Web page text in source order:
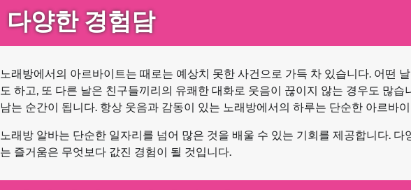
다양한 경험담
노래방에서의 아르바이트는 때로는 예상치 못한 사건으로 가득 차 있습니다. 어떤
도 하고, 또 다른 날은 친구들끼리의 유쾌한 대화로 웃음이 끊이지 않는 경우도 많
남는 순간이 됩니다. 항상 웃음과 감동이 있는 노래방에서의 하루는 단순한 아르바
노래방 알바는 단순한 일자리를 넘어 많은 것을 배울 수 있는 기회를 제공합니다.
는 즐거움은 무엇보다 값진 경험이 될 것입니다.